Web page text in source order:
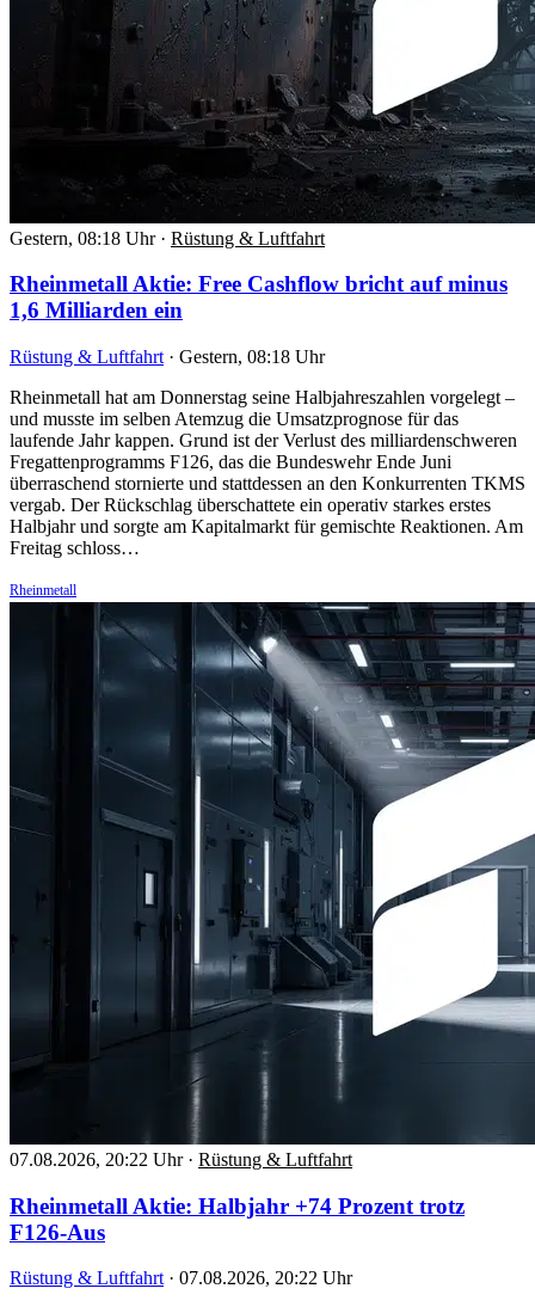
Gestern, 08:18 Uhr · Rüstung & Luftfahrt
Rheinmetall Aktie: Free Cashflow bricht auf minus
1,6 Milliarden ein
Rüstung & Luftfahrt · Gestern, 08:18 Uhr
Rheinmetall hat am Donnerstag seine Halbjahreszahlen vorgelegt –
und musste im selben Atemzug die Umsatzprognose für das
laufende Jahr kappen. Grund ist der Verlust des milliardenschweren
Fregattenprogramms F126, das die Bundeswehr Ende Juni
überraschend stornierte und stattdessen an den Konkurrenten TKMS
vergab. Der Rückschlag überschattete ein operativ starkes erstes
Halbjahr und sorgte am Kapitalmarkt für gemischte Reaktionen. Am
Freitag schloss…
Rheinmetall
07.08.2026, 20:22 Uhr · Rüstung & Luftfahrt
Rheinmetall Aktie: Halbjahr +74 Prozent trotz
F126-Aus
Rüstung & Luftfahrt · 07.08.2026, 20:22 Uhr